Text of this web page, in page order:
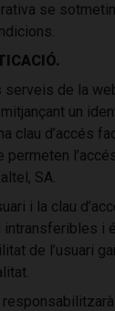
se
serveis de la
un
clau d’accés
permeten
SA.
i la clau
intransferibles i
de l’usuari